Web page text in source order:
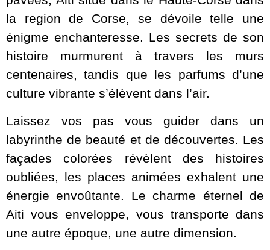
la region de Corse, se dévoile telle une
énigme enchanteresse. Les secrets de son
histoire murmurent à travers les murs
centenaires, tandis que les parfums d’une
culture vibrante s’élèvent dans l’air.
Laissez vos pas vous guider dans un
labyrinthe de beauté et de découvertes. Les
façades colorées révèlent des histoires
oubliées, les places animées exhalent une
énergie envoûtante. Le charme éternel de
Aiti vous enveloppe, vous transporte dans
une autre époque, une autre dimension.